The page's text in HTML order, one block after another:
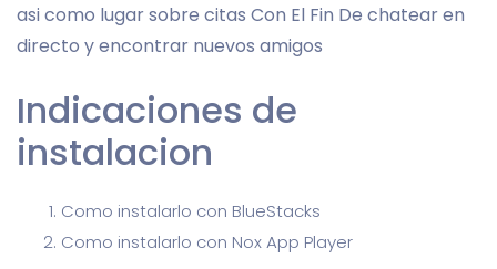
asi­ como lugar sobre citas Con El Fin De chatear en
directo y encontrar nuevos amigos
Indicaciones de
instalacion
Como instalarlo con BlueStacks
Como instalarlo con Nox App Player